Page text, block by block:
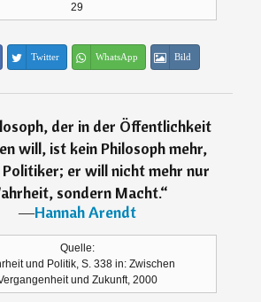
29
Twitter WhatsApp Bild
der in der Öffentlichkeit
will, ist kein Philosoph mehr,
Politiker; er will nicht mehr nur
sondern Macht.“
―Hannah Arendt
Quelle:
und Politik, S. 338 in: Zwischen
und Zukunft, 2000